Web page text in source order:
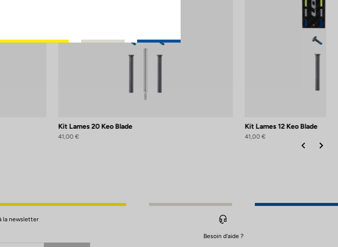
Kit Lames 20 Keo Blade
41,00 €
Kit Lames 12 Keo Blade
41,00 €
la newsletter
Besoin d’aide ?